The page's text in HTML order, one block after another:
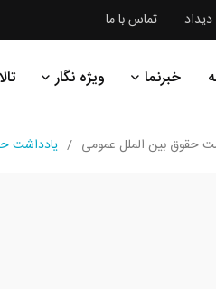
دیداد تماس با ما
خبرنما ویژه نگار
حقوق بین الملل عمومی یادداشت